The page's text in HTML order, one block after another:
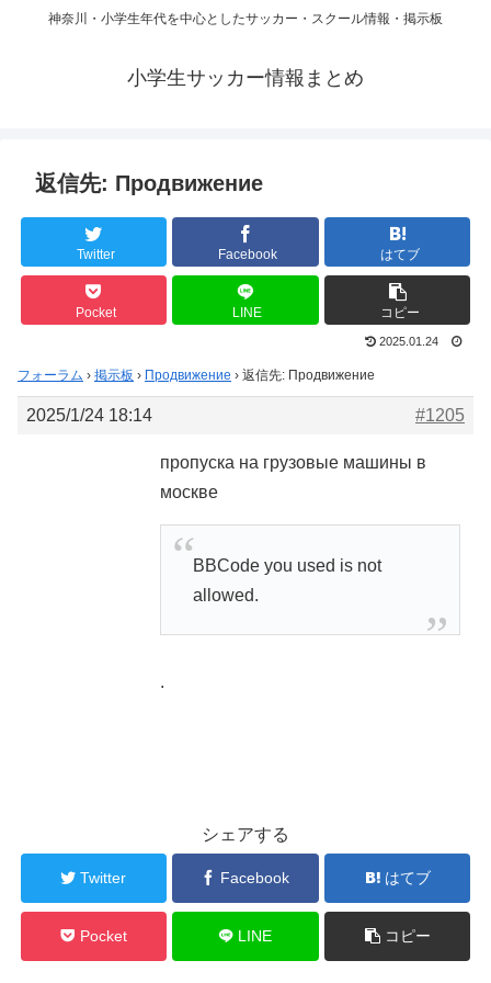
神奈川・小学生年代を中心としたサッカー・スクール情報・掲示板
小学生サッカー情報まとめ
返信先: Продвижение
Twitter Facebook はてブ
Pocket LINE コピー
2025.01.24
フォーラム › 掲示板 › Продвижение › 返信先: Продвижение
2025/1/24 18:14 #1205
пропуска на грузовые машины в
москве
BBCode you used is not
allowed.
.
シェアする
Twitter Facebook はてブ
Pocket LINE コピー